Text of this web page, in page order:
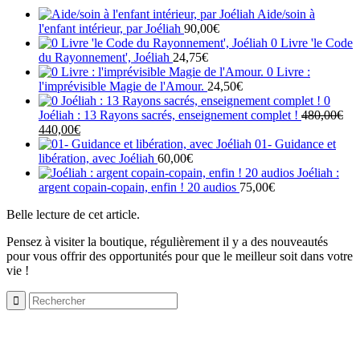
Aide/soin à
l'enfant intérieur, par Joéliah 90,00€
0 Livre 'le Code
du Rayonnement', Joéliah 24,75€
0 Livre :
l'imprévisible Magie de l'Amour. 24,50€
0
Joéliah : 13 Rayons sacrés, enseignement complet ! 480,00€
Le
prix
initial
était :
480,00€.
440,00€Le
prix
actuel
est :
440,00€.
01- Guidance et
libération, avec Joéliah 60,00€
Joéliah :
argent copain-copain, enfin ! 20 audios 75,00€
Belle lecture de cet article.
Pensez à visiter la boutique, régulièrement il y a des nouveautés
pour vous offrir des opportunités pour que le meilleur soit dans votre
vie !